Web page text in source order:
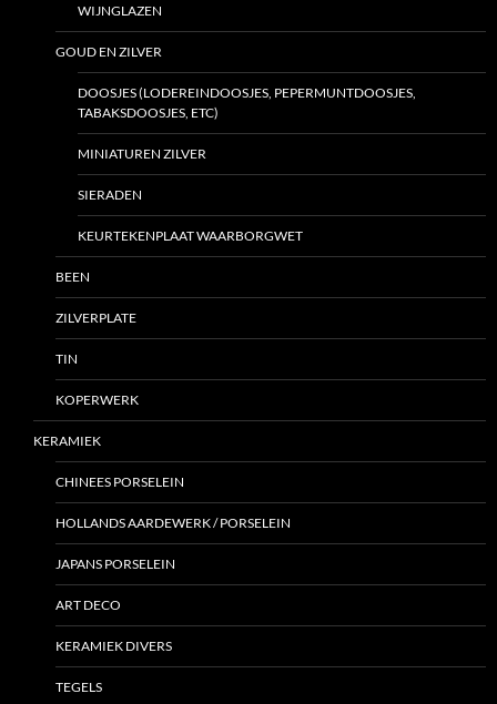
WIJNGLAZEN
GOUD EN ZILVER
DOOSJES (LODEREINDOOSJES, PEPERMUNTDOOSJES,
TABAKSDOOSJES, ETC)
MINIATUREN ZILVER
SIERADEN
KEURTEKENPLAAT WAARBORGWET
BEEN
ZILVERPLATE
TIN
KOPERWERK
KERAMIEK
CHINEES PORSELEIN
HOLLANDS AARDEWERK / PORSELEIN
JAPANS PORSELEIN
ART DECO
KERAMIEK DIVERS
TEGELS